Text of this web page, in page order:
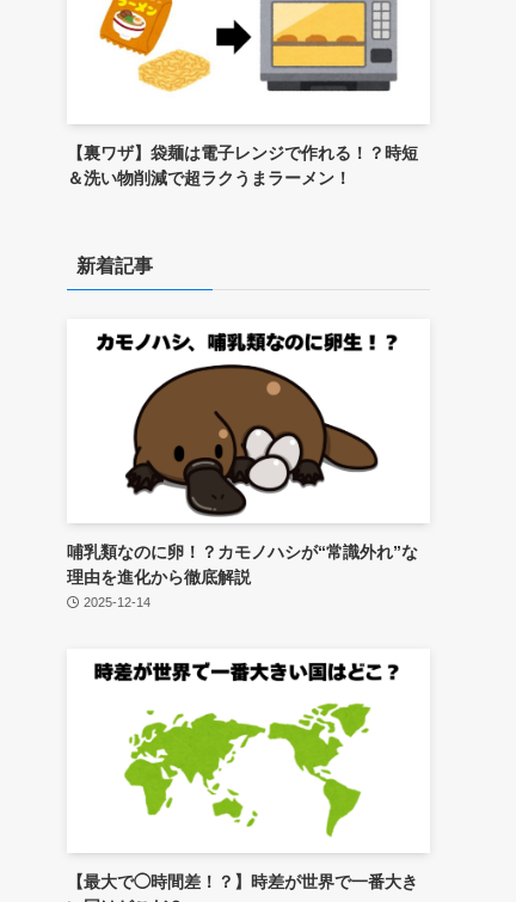
【裏ワザ】袋麺は電子レンジで作れる！？時短
＆洗い物削減で超ラクうまラーメン！
新着記事
哺乳類なのに卵！？カモノハシが“常識外れ”な
理由を進化から徹底解説
2025-12-14
【最大で◯時間差！？】時差が世界で一番大き